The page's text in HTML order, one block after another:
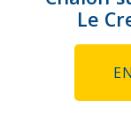
Le